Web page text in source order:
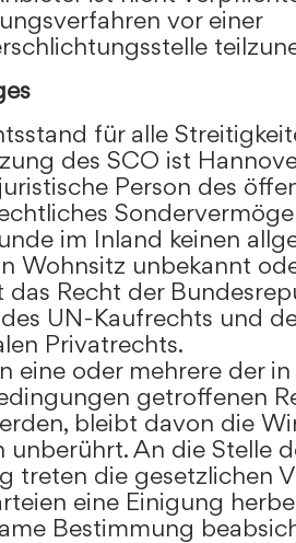
vor einer
für alle
des SCO ist
Person des
im Inland keinen
Wohnsitz unbekannt
Recht der
UN-Kaufrechts und
Privatrechts.
eine oder mehrere der in
getroffenen
bleibt davon die
unberührt. An die Stelle
treten die gesetzlichen
eine Einigung
Bestimmung